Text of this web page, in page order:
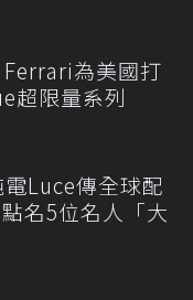
為美國打
超限量系列
Luce傳全球配
名5位名人「大